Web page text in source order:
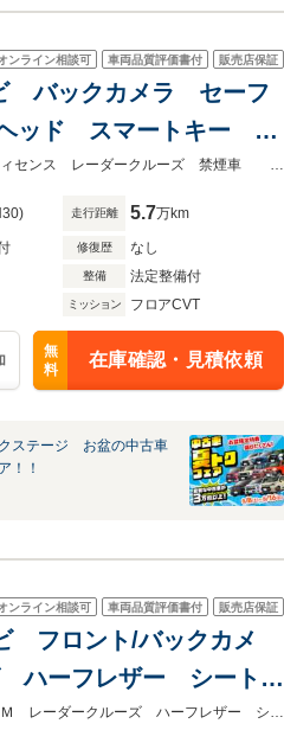
ンライン相談可 車両品質評価書付 販売店保証
バックカメラ セーフ
ッド スマートキー
アルミ シーケンシャ
★ネクステージ夏トクフェア開催！８月８～１６日まで★バックカメラ セーフティセンス レーダークルーズ 禁煙車 ＥＴＣ２．０ ＬＥＤヘッド スマートキー
走行距離 5.7万km
修復歴 なし
整備 法定整備付
ミッション フロアCVT
無
料
在庫確認・見積依頼
ステージ お盆の中古車
！！
ンライン相談可 車両品質評価書付 販売店保証
フロント/バックカメ
ハーフレザー シートヒ
ETC2.0 純正18イン ★ネクステージ夏トクフェア開催！８月８～１６日まで★セーフティセンス ＢＳＭ レーダークルーズ ハーフレザー シートヒーター ドラレコ コーナーセンサー